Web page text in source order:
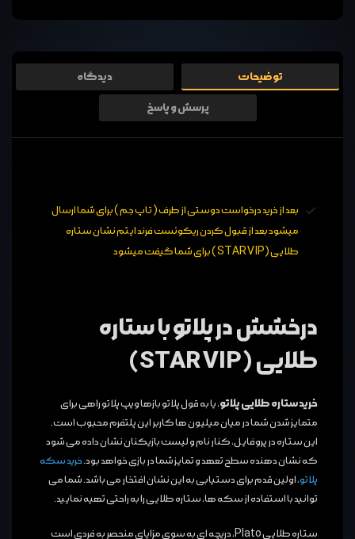
توضیحات دیدگاه
پرسش و پاسخ
بعد از خرید درخواست دوستی از طرف ( تاپ جم ) برای شما ارسال
میشود بعد از قبول کردن ریکوئست فرند ایتم نشان ستاره
طلایی (STAR VIP ) برای شما گیفت میشود
درخشش در پلاتو با ستاره
طلایی (STAR VIP)
خرید ستاره طلایی پلاتو، یا به قول پلاتو بازها ویپ پلاتو راهی برای
متمایز شدن شما در میان میلیون ‌ها کاربر این پلتفرم محبوب است.
این ستاره در پروفایل، کنار نام و لیست بازیکنان نشان داده می شود
که نشان ‌دهنده سطح تعهد و تمایز شما در بازی خواهد بود.خرید سکه
پلاتو، اولین قدم برای دستیابی به این نشان افتخار می باشد. شما می
‌توانید با استفاده از سکه‌ ها، ستاره طلایی را به راحتی تهیه نمایید.
ستاره طلایی Plato، دریچه ‌ای به سوی مزایای منحصر به فردی است